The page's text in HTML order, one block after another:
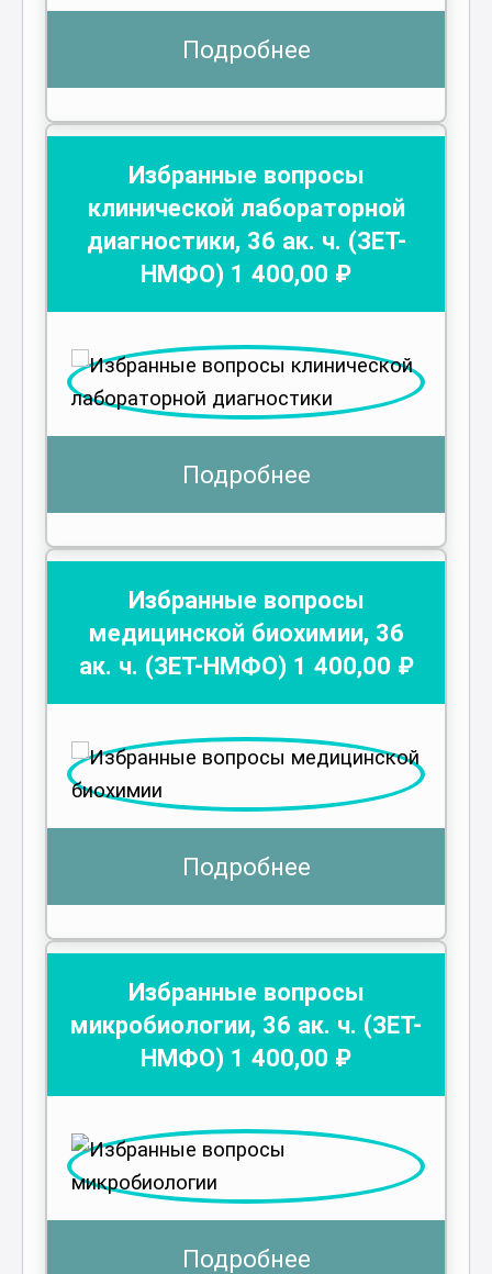
Подробнее
Избранные вопросы
клинической лабораторной
диагностики, 36 ак. ч. (ЗЕТ-
НМФО) 1 400,00 ₽
Подробнее
Избранные вопросы
медицинской биохимии, 36
ак. ч. (ЗЕТ-НМФО) 1 400,00 ₽
Подробнее
Избранные вопросы
микробиологии, 36 ак. ч. (ЗЕТ-
НМФО) 1 400,00 ₽
Подробнее